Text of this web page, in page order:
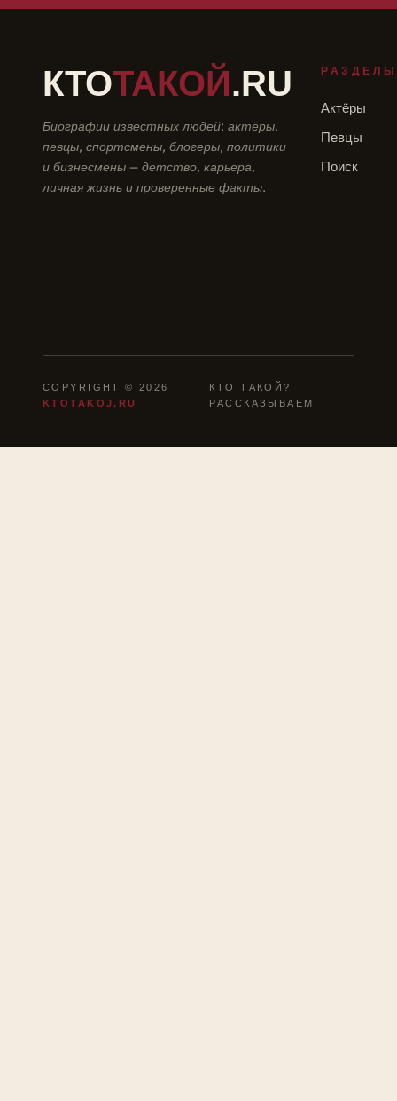
КТОТАКОЙ.RU
Биографии известных людей: актёры,
певцы, спортсмены, блогеры, политики
и бизнесмены — детство, карьера,
личная жизнь и проверенные факты.
РАЗДЕЛЫ
Актёры
Певцы
Поиск
COPYRIGHT © 2026
KTOTAKOJ.RU
КТО ТАКОЙ?
РАССКАЗЫВАЕМ.